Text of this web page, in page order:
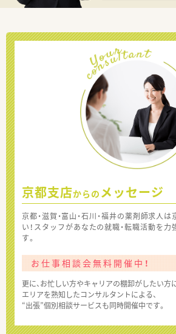
京都支店からの メッセージ
京都・滋賀・富山・石川・福井の薬剤師求人
い！スタッフがあなたの就職・転職活動を
す。
お仕事相談会無料開催中！
更に、お忙しい方やキャリアの棚卸がしたい方
エリアを熟知したコンサルタントによる、
“出張”個別相談サービスも同時開催中です。